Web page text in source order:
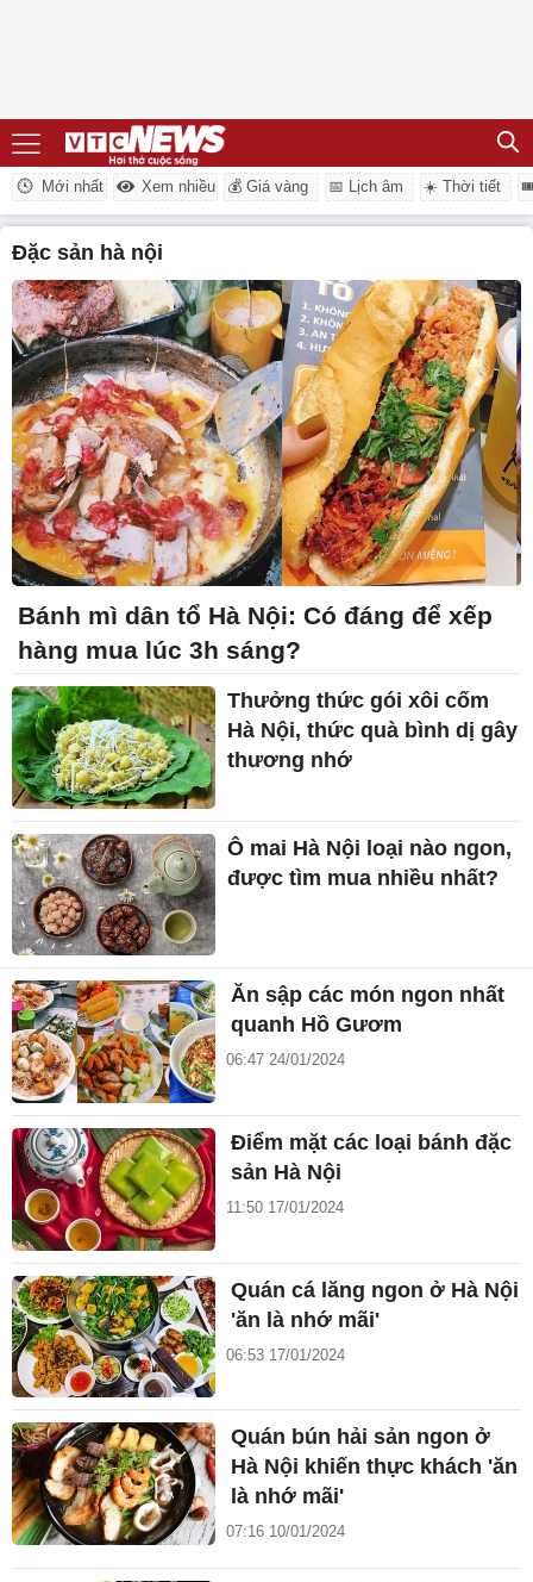
Mới nhất Xem nhiều 💰 Giá vàng 📅 Lịch âm ☀️ Thời tiết
đặc sản hà nội
Bánh mì dân tổ Hà Nội: Có đáng để xếp
hàng mua lúc 3h sáng?
Thưởng thức gói xôi cốm
Hà Nội, thức quà bình dị gây
thương nhớ
Ô mai Hà Nội loại nào ngon,
được tìm mua nhiều nhất?
Ăn sập các món ngon nhất
quanh Hồ Gươm
06:47 24/01/2024
Điểm mặt các loại bánh đặc
sản Hà Nội
11:50 17/01/2024
Quán cá lăng ngon ở Hà Nội
'ăn là nhớ mãi'
06:53 17/01/2024
Quán bún hải sản ngon ở
Hà Nội khiến thực khách 'ăn
là nhớ mãi'
07:16 10/01/2024